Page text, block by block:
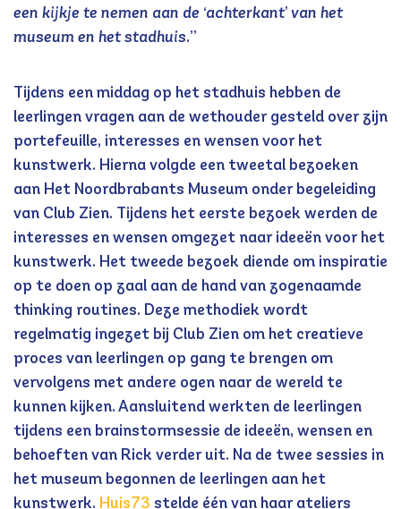
een kijkje te nemen aan de ‘achterkant’ van het
museum en het stadhuis.”
Tijdens een middag op het stadhuis hebben de
leerlingen vragen aan de wethouder gesteld over zijn
portefeuille, interesses en wensen voor het
kunstwerk. Hierna volgde een tweetal bezoeken
aan Het Noordbrabants Museum onder begeleiding
van Club Zien. Tijdens het eerste bezoek werden de
interesses en wensen omgezet naar ideeën voor het
kunstwerk. Het tweede bezoek diende om inspiratie
op te doen op zaal aan de hand van zogenaamde
thinking routines. Deze methodiek wordt
regelmatig ingezet bij Club Zien om het creatieve
proces van leerlingen op gang te brengen om
vervolgens met andere ogen naar de wereld te
kunnen kijken. Aansluitend werkten de leerlingen
tijdens een brainstormsessie de ideeën, wensen en
behoeften van Rick verder uit. Na de twee sessies in
het museum begonnen de leerlingen aan het
kunstwerk. Huis73 stelde één van haar ateliers